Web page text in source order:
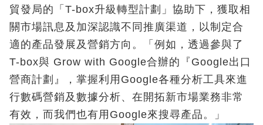
貿發局的「T-box升級轉型計劃」協助下，獲取相
關市場訊息及加深認識不同推廣渠道，以制定合
適的產品發展及營銷方向。「例如，透過參與了
T-box與 Grow with Google合辦的『Google出口
營商計劃』，掌握利用Google各種分析工具來進
行數碼營銷及數據分析、在開拓新市場業務非常
有效，而我們也有用Google來搜尋產品。」